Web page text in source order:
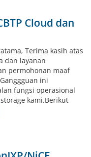
Cloud dan
Terima kasih atas
dan layanan
permohonan maaf
ini
fungsi operasional
kami.Berikut